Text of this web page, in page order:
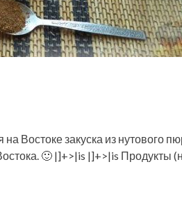
Востоке закуска из нутового
🙂 |]+>|is |]+>|is Продукты